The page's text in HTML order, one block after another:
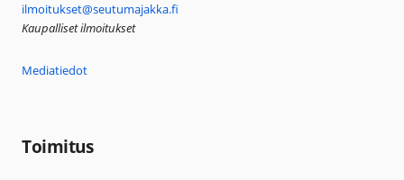
ilmoitukset@seutumajakka.fi
Kaupalliset ilmoitukset
Mediatiedot
Toimitus